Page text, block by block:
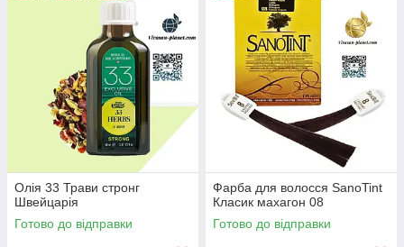
Олія 33 Трави стронг
Швейцарія
Готово до відправки
Фарба для волосся SanoTint
Класик махагон 08
Готово до відправки